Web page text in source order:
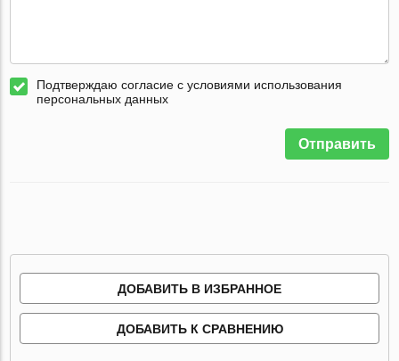
Подтверждаю согласие с условиями использования
персональных данных
Отправить
ДОБАВИТЬ В ИЗБРАННОЕ
ДОБАВИТЬ К СРАВНЕНИЮ